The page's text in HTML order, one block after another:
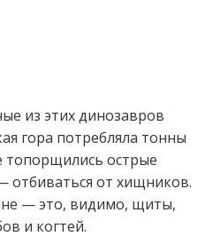
из этих динозавров
гора потребляла тонны
топорщились острые
от хищников.
— это, видимо, щиты,
и когтей.